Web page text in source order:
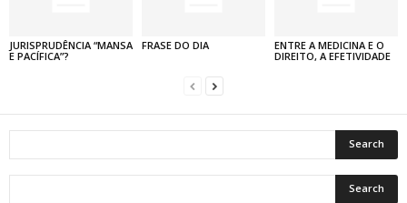
JURISPRUDÊNCIA “MANSA
E PACÍFICA”?
FRASE DO DIA
ENTRE A MEDICINA E O
DIREITO, A EFETIVIDADE